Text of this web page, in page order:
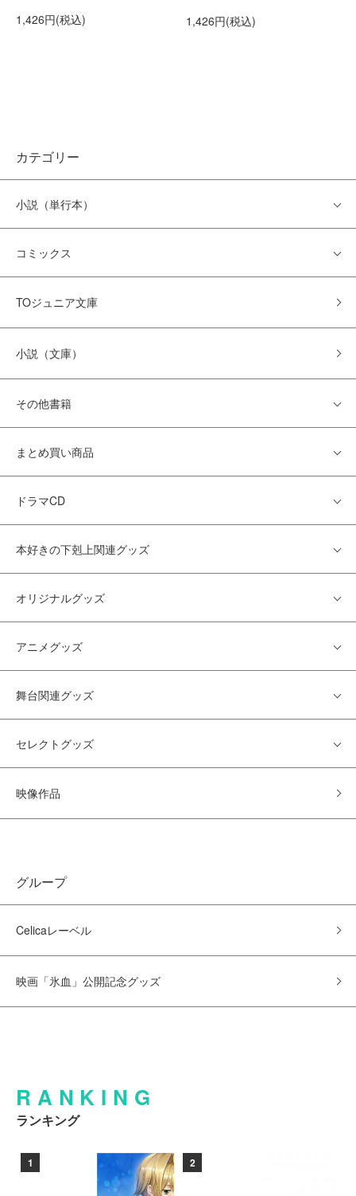
1,426円(税込)
1,426円(税込)
カテゴリー
小説（単行本）
コミックス
TOジュニア文庫
小説（文庫）
その他書籍
まとめ買い商品
ドラマCD
本好きの下剋上関連グッズ
オリジナルグッズ
アニメグッズ
舞台関連グッズ
セレクトグッズ
映像作品
グループ
Celicaレーベル
映画「氷血」公開記念グッズ
RANKING
ランキング
1 2